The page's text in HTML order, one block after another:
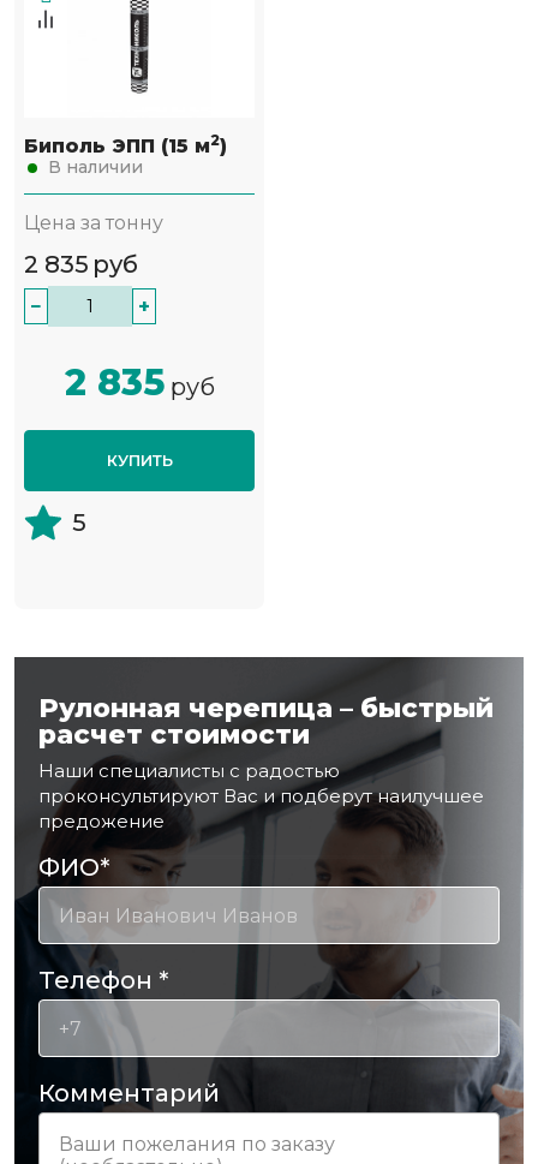
Биполь ЭПП (15 м2)
В наличии
Цена за тонну
2 835 руб
− +
2 835руб
КУПИТЬ
5
Рулонная черепица – быстрый
расчет стоимости
Наши специалисты с радостью
проконсультируют Вас и подберут наилучшее
предожение
ФИО*
Телефон *
Комментарий